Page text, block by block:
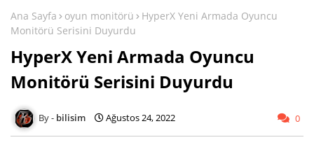
Ana Sayfa oyun monitörü
HyperX Yeni Armada Oyuncu
Monitörü Serisini Duyurdu
HyperX Yeni Armada Oyuncu
Monitörü Serisini Duyurdu
bilisim Ağustos 24, 2022 0